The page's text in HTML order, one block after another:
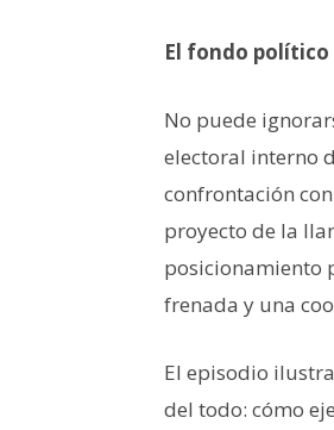
El fondo político
No puede
electoral interno
confrontación
proyecto de la
posicionamiento
frenada y una
El episodio
del todo: cómo